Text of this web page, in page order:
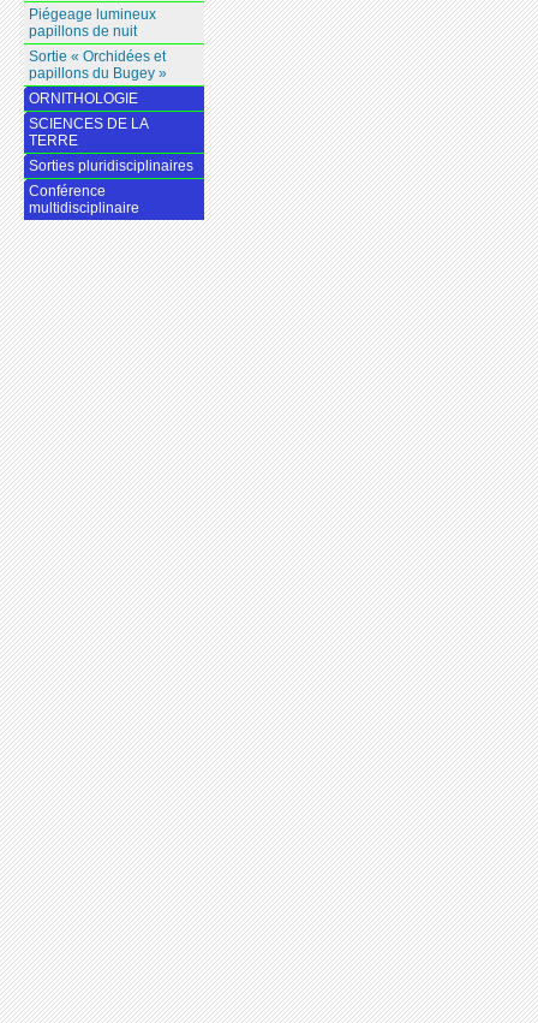
Piégeage lumineux
papillons de nuit
Sortie « Orchidées et
papillons du Bugey »
ORNITHOLOGIE
SCIENCES DE LA
TERRE
Sorties pluridisciplinaires
Conférence
multidisciplinaire